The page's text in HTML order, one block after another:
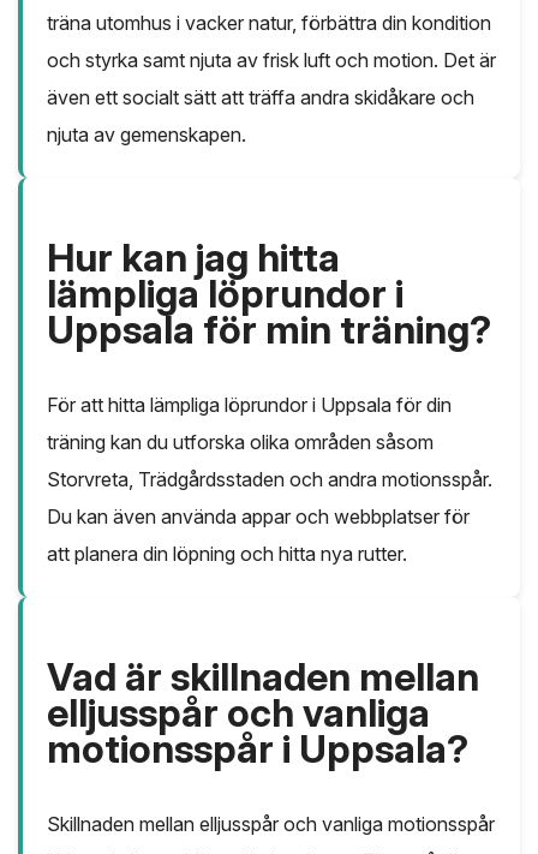
träna utomhus i vacker natur, förbättra din kondition
och styrka samt njuta av frisk luft och motion. Det är
även ett socialt sätt att träffa andra skidåkare och
njuta av gemenskapen.
Hur kan jag hitta
lämpliga löprundor i
Uppsala för min träning?
För att hitta lämpliga löprundor i Uppsala för din
träning kan du utforska olika områden såsom
Storvreta, Trädgårdsstaden och andra motionsspår.
Du kan även använda appar och webbplatser för
att planera din löpning och hitta nya rutter.
Vad är skillnaden mellan
elljusspår och vanliga
motionsspår i Uppsala?
Skillnaden mellan elljusspår och vanliga motionsspår